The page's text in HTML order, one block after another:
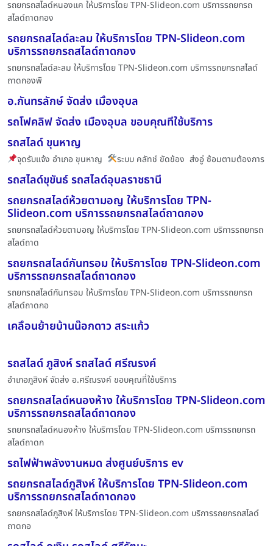
รถยกรถสไลด์หนองแค ให้บริการโดย TPN-Slideon.com บริการรถยกรถ
สไลด์ถาดกอง
รถยกรถสไลด์ละลม ให้บริการโดย TPN-Slideon.com
บริการรถยกรถสไลด์ถาดกอง
รถยกรถสไลด์ละลม ให้บริการโดย TPN-Slideon.com บริการรถยกรถสไลด์
ถาดกองพื
อ.กันทรลักษ์ จัดส่ง เมื่องอุบล
รถโฟคลิฟ จัดส่ง เมืองอุบล ขอบคุณที่ใช้บริการ
รถสไลด์ ขุนหาญ
จุดรับแจ้ง อำเภอ ขุนหาญ ระบบ คลัทช์ ขัดข้อง ส่งอู่ ซ้อมตามต้องการ
รถสไลด์ขุขันธ์ รถสไลด์อุบลราชธานี
รถยกรถสไลด์ห้วยตามอญ ให้บริการโดย TPN-
Slideon.com บริการรถยกรถสไลด์ถาดกอง
รถยกรถสไลด์ห้วยตามอญ ให้บริการโดย TPN-Slideon.com บริการรถยกรถ
สไลด์ถาด
รถยกรถสไลด์กันทรอม ให้บริการโดย TPN-Slideon.com
บริการรถยกรถสไลด์ถาดกอง
รถยกรถสไลด์กันทรอม ให้บริการโดย TPN-Slideon.com บริการรถยกรถ
สไลด์ถาดกอ
เคลื่อนย้ายบ้านน๊อกดาว สระแก้ว
รถสไลด์ ภูสิงห์ รถสไลด์ ศรีณรงค์
อำเภอภูสิงห์ จัดส่ง อ.ศรีฌรงค์ ขอบคุณที่ใช้บริการ
รถยกรถสไลด์หนองห้าง ให้บริการโดย TPN-Slideon.com
บริการรถยกรถสไลด์ถาดกอง
รถยกรถสไลด์หนองห้าง ให้บริการโดย TPN-Slideon.com บริการรถยกรถ
สไลด์ถาดก
รถไฟฟ้าพลังงานหมด ส่งศูนย์บริการ ev
รถยกรถสไลด์ภูสิงห์ ให้บริการโดย TPN-Slideon.com
บริการรถยกรถสไลด์ถาดกอง
รถยกรถสไลด์ภูสิงห์ ให้บริการโดย TPN-Slideon.com บริการรถยกรถสไลด์
ถาดกอ